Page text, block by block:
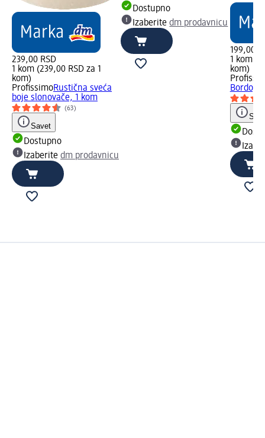
239,00 RSD
1 kom (239,00 RSD za 1
kom)
ProfissimoRustična sveća
boje slonovače, 1 kom
(63)
Savet
Dostupno
Izaberite dm prodavnicu
Dostupno
Izaberitedm prodavnicu
199,00
1 kom
kom)
Bordo,